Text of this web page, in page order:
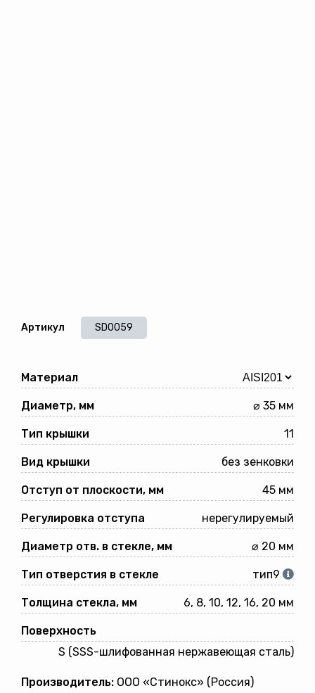
Артикул SD0059
Материал
Диаметр, мм ⌀ 35 мм
Тип крышки 11
Вид крышки без зенковки
Отступ от плоскости, мм 45 мм
Регулировка отступа нерегулируемый
Диаметр отв. в стекле, мм ⌀ 20 мм
Тип отверстия в стекле тип9
Толщина стекла, мм 6, 8, 10, 12, 16, 20 мм
Поверхность
S (SSS-шлифованная нержавеющая сталь)
Производитель: ООО «Стинокс» (Россия)